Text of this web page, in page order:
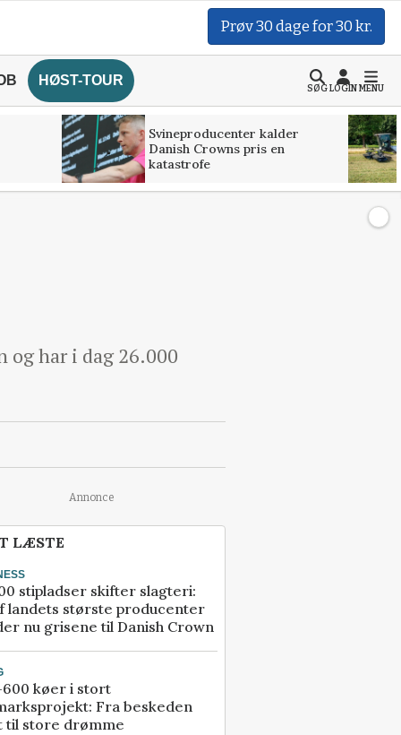
Prøv 30 dage for 30 kr.
HØST-TOUR
SØGLOGINMENU
Svineproducenter kalder
Danish Crowns pris en
katastrofe
og har i dag 26.000
Annonce
LÆSTE
stipladser skifter slagteri:
landets største producenter
nu grisene til Danish Crown
køer i stort
Fra beskeden
til store drømme